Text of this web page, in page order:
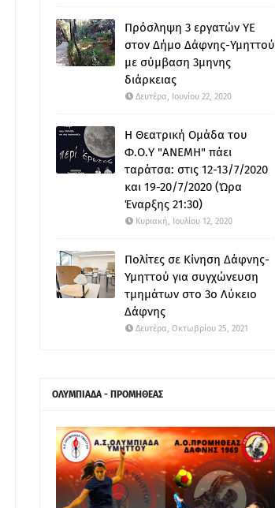
Πρόσληψη 3 εργατών ΥΕ
στον Δήμο Δάφνης-Υμηττού
με σύμβαση 3μηνης
διάρκειας
Δευτέρα, Ιουνίου 22, 2020
Η Θεατρική Ομάδα του
Φ.Ο.Υ "ΑΝΕΜΗ" πάει
ταράτσα: στις 12-13/7/2020
και 19-20/7/2020 (Ώρα
Έναρξης 21:30)
Κυριακή, Ιουλίου 12, 2020
Πολίτες σε Κίνηση Δάφνης-
Υμηττού για συγχώνευση
τμημάτων στο 3ο Λύκειο
Δάφνης
Δευτέρα, Οκτωβρίου 25, 2021
ΟΛΥΜΠΙΑΔΑ - ΠΡΟΜΗΘΕΑΣ